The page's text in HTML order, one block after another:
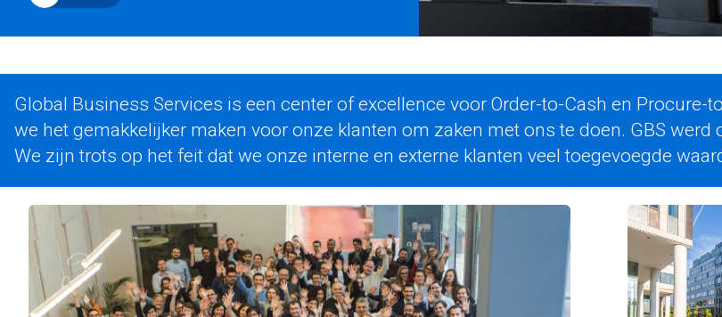
Global Business Services is een center of excellence voor Order-to-Cash en
we het gemakkelijker maken voor onze klanten om zaken met ons te doen. GBS
We zijn trots op het feit dat we onze interne en externe klanten veel toegevoegde